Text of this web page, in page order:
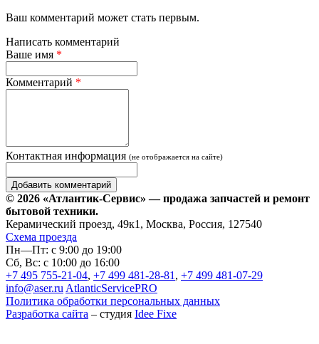
Ваш комментарий может стать первым.
Написать комментарий
Ваше имя *
Комментарий *
Контактная информация (не отображается на сайте)
© 2026 «Атлантик-Сервис» — продажа запчастей и ремонт
бытовой техники.
Керамический проезд, 49к1, Москва, Россия, 127540
Схема проезда
Пн—Пт: с 9:00 до 19:00
Сб, Вс: с 10:00 до 16:00
+7 495 755-21-04, +7 499 481-28-81 , +7 499 481-07-29
info@aser.ru AtlanticServicePRO
Политика обработки персональных данных
Разработка сайта – студия Idee Fixe